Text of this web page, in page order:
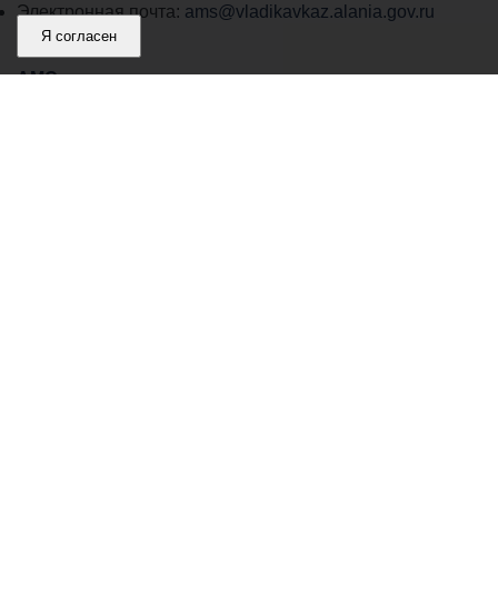
города
Владикавказ:
Электронная почта: ams@vladikavkaz.alania.gov.ru
Владикавказ
АМС
Я согласен